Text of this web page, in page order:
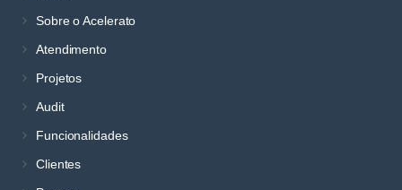
Sobre o Acelerato
Atendimento
Projetos
Audit
Funcionalidades
Clientes